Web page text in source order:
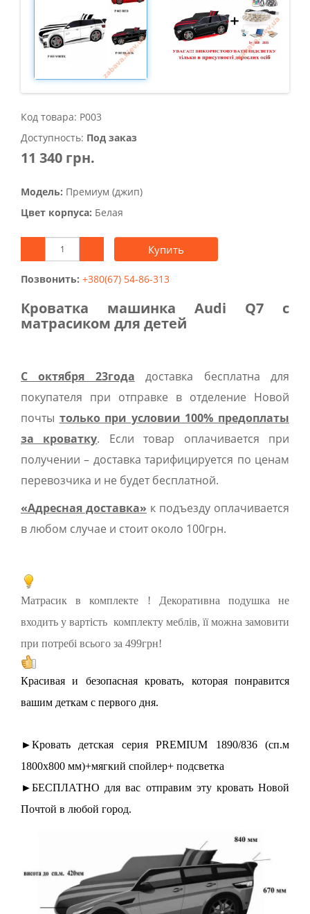
Код товара: Р003
Доступность: Под заказ
11 340 грн.
Модель: Премиум (джип)
Цвет корпуса: Белая
Купить
Позвонить: +380(67) 54-86-313
Кроватка машинка Audi Q7 с
матрасиком для детей
С октября 23года доставка бесплатна для
покупателя при отправке в отделение Новой
почты только при условии 100% предоплаты
за кроватку. Если товар оплачивается при
получении – доставка тарифицируется по ценам
перевозчика и не будет бесплатной.
«Адресная доставка» к подъезду оплачивается
в любом случае и стоит около 100грн.
Матрасик в комплекте ! Декоративна подушка не
входить у вартість комплекту меблів, її можна замовити
при потребі всього за 499грн!
Красивая и безопасная кровать, которая понравится
вашим деткам с первого дня.
►Кровать детская серия PREMIUM 1890/836 (сп.м
1800х800 мм)+мягкий спойлер+ подсветка
►БЕСПЛАТНО для вас отправим эту кровать Новой
Почтой в любой город.